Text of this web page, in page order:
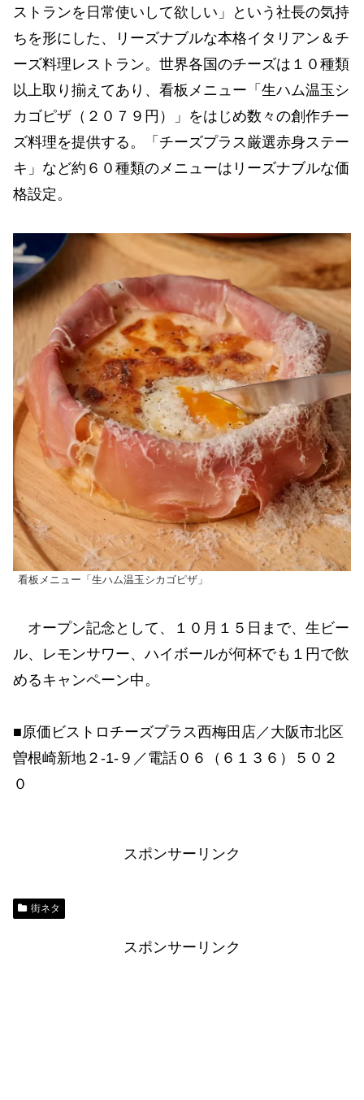
ストランを日常使いして欲しい」という社長の気持
ちを形にした、リーズナブルな本格イタリアン＆チ
ーズ料理レストラン。世界各国のチーズは１０種類
以上取り揃えてあり、看板メニュー「生ハム温玉シ
カゴピザ（２０７９円）」をはじめ数々の創作チー
ズ料理を提供する。「チーズプラス厳選赤身ステー
キ」など約６０種類のメニューはリーズナブルな価
格設定。
看板メニュー「生ハム温玉シカゴピザ」
オープン記念として、１０月１５日まで、生ビー
ル、レモンサワー、ハイボールが何杯でも１円で飲
めるキャンペーン中。
■原価ビストロチーズプラス西梅田店／大阪市北区
曽根崎新地２-1-９／電話０６（６１３６）５０２
０
スポンサーリンク
街ネタ
スポンサーリンク